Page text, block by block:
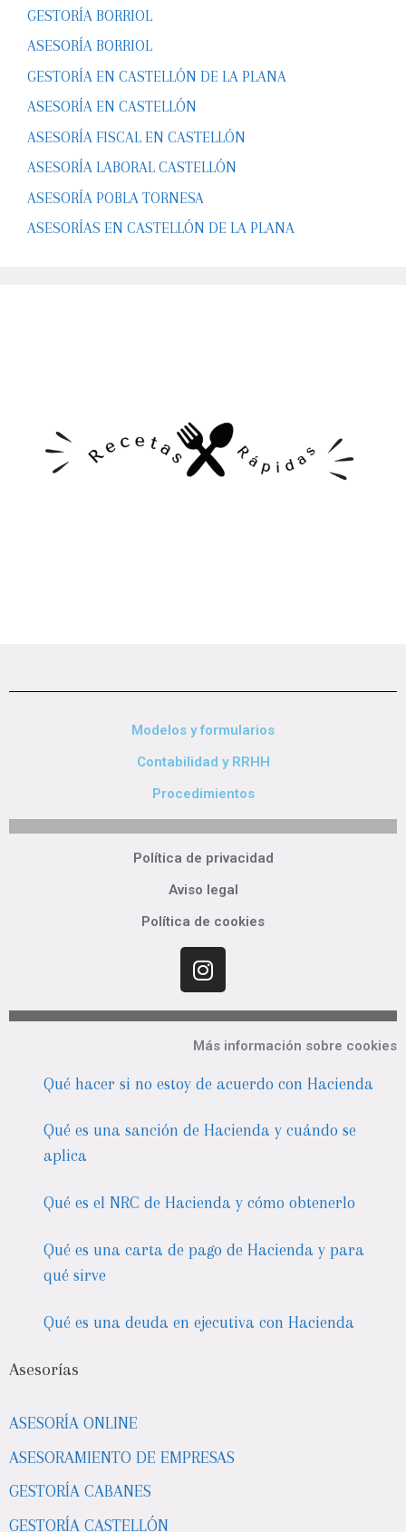
GESTORÍA BORRIOL
ASESORÍA BORRIOL
GESTORÍA EN CASTELLÓN DE LA PLANA
ASESORÍA EN CASTELLÓN
ASESORÍA FISCAL EN CASTELLÓN
ASESORÍA LABORAL CASTELLÓN
ASESORÍA POBLA TORNESA
ASESORÍAS EN CASTELLÓN DE LA PLANA
Modelos y formularios
Contabilidad y RRHH
Procedimientos
Política de privacidad
Aviso legal
Política de cookies
Más información sobre cookies
Qué hacer si no estoy de acuerdo con Hacienda
Qué es una sanción de Hacienda y cuándo se
aplica
Qué es el NRC de Hacienda y cómo obtenerlo
Qué es una carta de pago de Hacienda y para
qué sirve
Qué es una deuda en ejecutiva con Hacienda
Asesorías
ASESORÍA ONLINE
ASESORAMIENTO DE EMPRESAS
GESTORÍA CABANES
GESTORÍA CASTELLÓN